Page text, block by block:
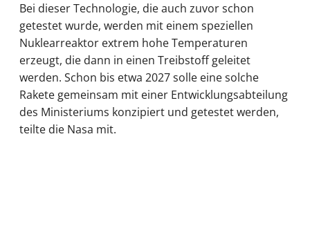
Bei dieser Technologie, die auch zuvor schon
getestet wurde, werden mit einem speziellen
Nuklearreaktor extrem hohe Temperaturen
erzeugt, die dann in einen Treibstoff geleitet
werden. Schon bis etwa 2027 solle eine solche
Rakete gemeinsam mit einer Entwicklungsabteilung
des Ministeriums konzipiert und getestet werden,
teilte die Nasa mit.